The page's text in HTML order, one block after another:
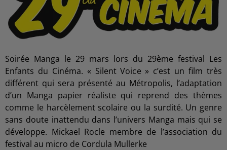
Soirée Manga le 29 mars lors du 29ème festival Les
Enfants du Cinéma. « Silent Voice » c’est un film très
différent qui sera présenté au Métropolis, l’adaptation
d’un Manga papier réaliste qui reprend des thèmes
comme le harcèlement scolaire ou la surdité. Un genre
sans doute inattendu dans l’univers Manga mais qui se
développe. Mickael Rocle membre de l’association du
festival au micro de Cordula Mullerke